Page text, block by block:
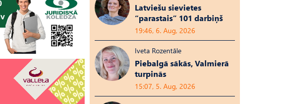
Latviešu sievietes
“parastais” 101 darbiņš
19:46, 6. Aug, 2026
Iveta Rozentāle
Piebalgā sākās, Valmierā
turpinās
15:07, 5. Aug, 2026